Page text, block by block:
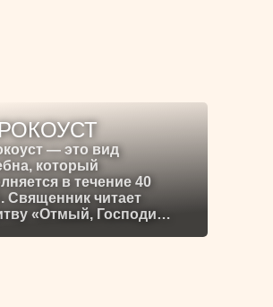
— это вид
который
в течение 40
Священник читает
«Отмый, Господи…